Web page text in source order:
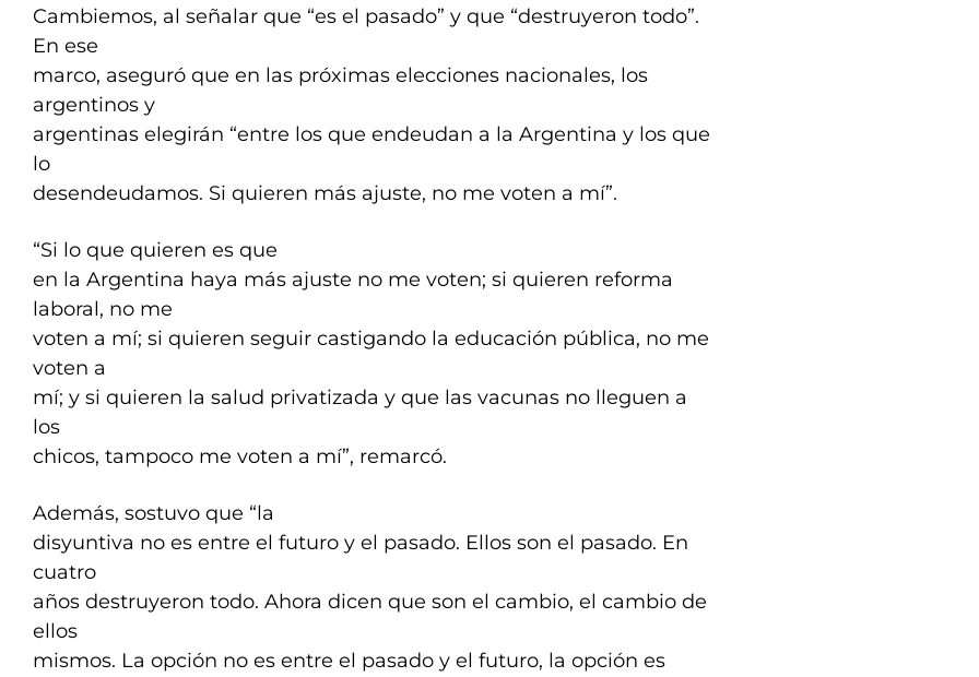
Cambiemos, al señalar que “es el pasado” y que “destruyeron todo”.
En ese
marco, aseguró que en las próximas elecciones nacionales, los
argentinos y
argentinas elegirán “entre los que endeudan a la Argentina y los que
lo
desendeudamos. Si quieren más ajuste, no me voten a mí”.
“Si lo que quieren es que
en la Argentina haya más ajuste no me voten; si quieren reforma
laboral, no me
voten a mí; si quieren seguir castigando la educación pública, no me
voten a
mí; y si quieren la salud privatizada y que las vacunas no lleguen a
los
chicos, tampoco me voten a mí”, remarcó.
Además, sostuvo que “la
disyuntiva no es entre el futuro y el pasado. Ellos son el pasado. En
cuatro
años destruyeron todo. Ahora dicen que son el cambio, el cambio de
ellos
mismos. La opción no es entre el pasado y el futuro, la opción es